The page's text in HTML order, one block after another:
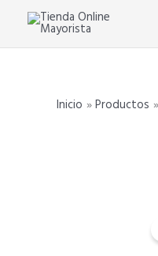
contenido
Inicio Productos